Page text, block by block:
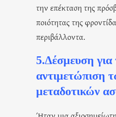
την επέκταση της
ποιότητας της
περιβάλλοντα.
5.Δέσμευση για
αντιμετώπιση
μεταδοτικών